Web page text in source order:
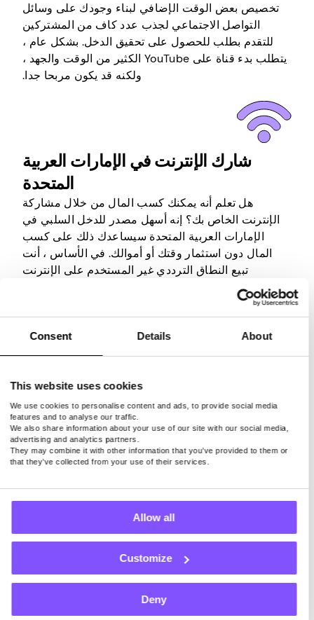
Consent Details About
This website uses cookies
We use cookies to personalise content and ads, to provide social media
features and to analyse our traffic.
We also share information about your use of our site with our social media,
advertising and analytics partners.
They may combine it with other information that you’ve provided to them or
that they’ve collected from your use of their services.
Allow all
Customize
Deny
تخصيص بعض الوقت الإضافي لبناء وجودك على وسائل
التواصل الاجتماعي لجذب عدد كاف من المشتركين
للتقدم بطلب للحصول على تحقيق الدخل. بشكل عام ،
يتطلب بدء قناة على YouTube الكثير من الوقت والجهد ،
ولكنه قد يكون مربحا جدا.
شارك الإنترنت في الإمارات العربية
المتحدة
هل تعلم أنه يمكنك كسب المال من خلال مشاركة
الإنترنت الخاص بك؟ إنه أسهل مصدر للدخل السلبي في
الإمارات العربية المتحدة سيساعدك ذلك على كسب
المال دون استثمار وقتك أو أموالك. في الأساس ، أنت
تبيع النطاق الترددي غير المستخدم على الإنترنت
كل ما عليك فعله هو تثبيت تطبيق مناسب على جهاز
متصل بالإنترنت ، وإنشاء حساب ، وستقوم الشركة التي
تقف وراءه بالباقي. سيقومون بتأجير النطاق الترددي
عنوان IP الخاص بك لأنشطة التصفح الخاصة بهم. لذلك كل
ما عليك فعله هو توصيل جهازك بالإنترنت ، وهذا كل شيء.
فقط ضع في اعتبارك أنه فقط باستخدام تطبيق جدير
بالثقة يشارك اتصالك بالإنترنت بشكل آمن ، يمكنك تحويل
خصوصيتك أو أمانك.
المشاركة في الاستطلاعات المدفوعة
هناك طريقة أخرى سهلة لكسب المال عبر الإنترنت وهي